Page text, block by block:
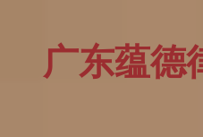
广东蕴德